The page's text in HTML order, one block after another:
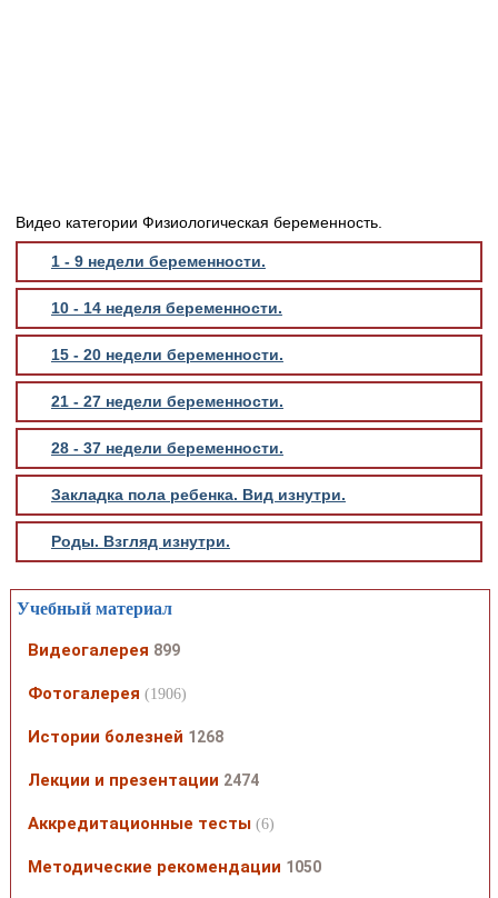
Видео категории Физиологическая беременность.
1 - 9 недели беременности.
10 - 14 неделя беременности.
15 - 20 недели беременности.
21 - 27 недели беременности.
28 - 37 недели беременности.
Закладка пола ребенка. Вид изнутри.
Роды. Взгляд изнутри.
Учебный материал
Видеогалерея 899
Фотогалерея (1906)
Истории болезней 1268
Лекции и презентации 2474
Аккредитационные тесты (6)
Методические рекомендации 1050